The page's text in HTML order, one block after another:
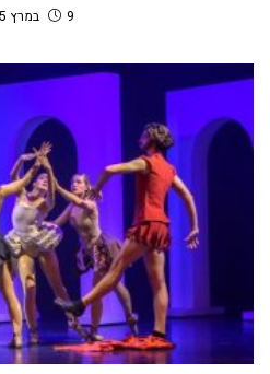
9 במרץ 2025